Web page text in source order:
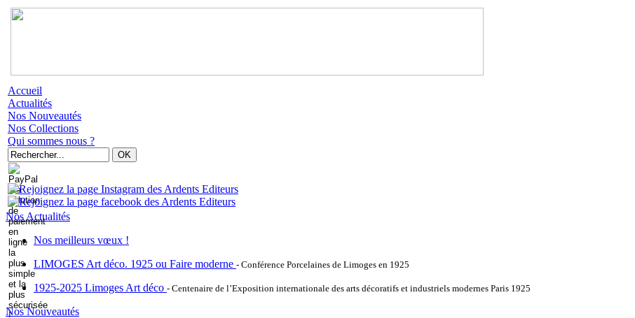
Accueil
Actualités
Nos Nouveautés
Nos Collections
Qui sommes nous ?
Nos Actualités
Nos meilleurs vœux !
LIMOGES Art déco. 1925 ou Faire moderne - Conférence Porcelaines de Limoges en 1925
1925-2025 Limoges Art déco - Centenaire de l’Exposition internationale des arts décoratifs et industriels modernes Paris 1925
Nos Nouveautés